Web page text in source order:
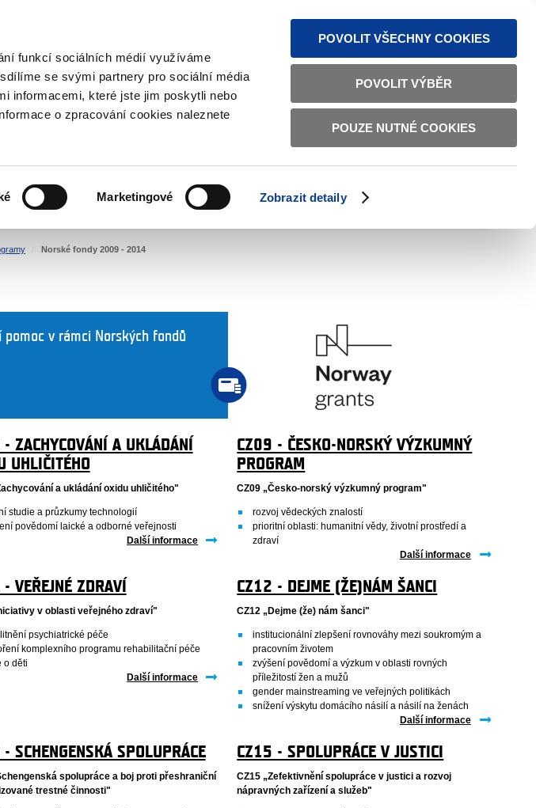
funkcí sociálních médií využíváme
se svými partnery pro sociální média
informacemi, které jste jim poskytli nebo
o zpracování cookies naleznete
Marketingové Zobrazit detaily
POVOLIT VŠECHNY COOKIES
POVOLIT VÝBĚR
POUZE NUTNÉ COOKIES
TEXTOVÁ VERZE ČESKY ENGLISH
SPRAVEDLNOST VNITŘNÍ VĚCI BILATERÁLNÍ SPOLUPRÁCE
Norské fondy 2009 - 2014
v rámci Norských fondů
ZACHYCOVÁNÍ A UKLÁDÁNÍ
UHLIČITÉHO
a ukládání oxidu uhličitého"
studie a průzkumy technologií
povědomí laické a odborné veřejnosti
Další informace
CZ09 - ČESKO-NORSKÝ VÝZKUMNÝ
PROGRAM
CZ09 „Česko-norský výzkumný program"
rozvoj vědeckých znalostí
prioritní oblasti: humanitní vědy, životní prostředí a
zdraví
Další informace
VEŘEJNÉ ZDRAVÍ
v oblasti veřejného zdraví"
psychiatrické péče
komplexního programu rehabilitační péče
o děti
Další informace
CZ12 - DEJME (ŽE)NÁM ŠANCI
CZ12 „Dejme (že) nám šanci"
institucionální zlepšení rovnováhy mezi soukromým a
pracovním životem
zvýšení povědomí a výzkum v oblasti rovných
příležitostí žen a mužů
gender mainstreaming ve veřejných politikách
snížení výskytu domácího násilí a násilí na ženách
Další informace
SCHENGENSKÁ SPOLUPRÁCE
spolupráce a boj proti přeshraniční
trestné činnosti"
CZ15 - SPOLUPRÁCE V JUSTICI
CZ15 „Zefektivnění spolupráce v justici a rozvoj
nápravných zařízení a služeb"